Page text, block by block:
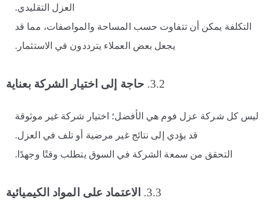
العزل التقليدي.
التكلفة يمكن أن تتفاوت حسب المساحة والمواصفات، مما قد
يجعل بعض العملاء يترددون في الاستثمار.
3.2. حاجة إلى اختيار الشركة بعناية
ليس كل شركة عزل فوم هي الأفضل؛ اختيار شركة غير موثوقة
قد يؤدي إلى نتائج غير مرضية أو تلف في العزل.
التحقق من سمعة الشركة في السوق يتطلب وقتًا وجهدًا.
3.3. الاعتماد على المواد الكيميائية